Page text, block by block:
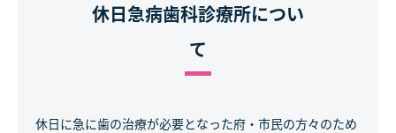
休日急病歯科診療所につい
て
休日に急に歯の治療が必要となった府・市民の方々のため